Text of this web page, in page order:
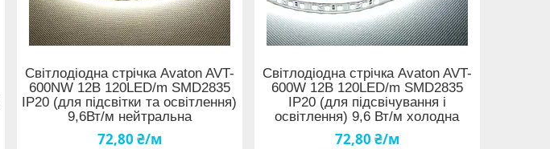
Світлодіодна стрічка Avaton AVT-
600NW 12В 120LED/m SMD2835
IP20 (для підсвітки та освітлення)
9,6Вт/м нейтральна
72,80 ₴/м
Світлодіодна стрічка Avaton AVT-
600W 12В 120LED/m SMD2835
IP20 (для підсвічування і
освітлення) 9,6 Вт/м холодна
72,80 ₴/м